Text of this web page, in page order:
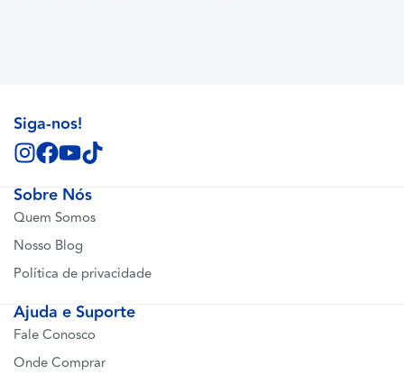
Sobre Nós
Quem Somos
Nosso Blog
Política de privacidade
Ajuda e Suporte
Fale Conosco
Onde Comprar
Siga-nos!